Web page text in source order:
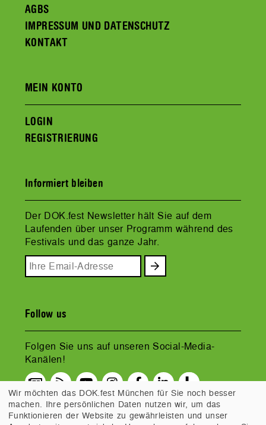
AGBS
IMPRESSUM UND DATENSCHUTZ
KONTAKT
MEIN KONTO
LOGIN
REGISTRIERUNG
Informiert bleiben
Der DOK.fest Newsletter hält Sie auf dem
Laufenden über unser Programm während des
Festivals und das ganze Jahr.
Follow us
Folgen Sie uns auf unseren Social-Media-
Kanälen!
Wir möchten das DOK.fest München für Sie noch besser
machen. Ihre persönlichen Daten nutzen wir, um das
Funktionieren der Website zu gewährleisten und unser